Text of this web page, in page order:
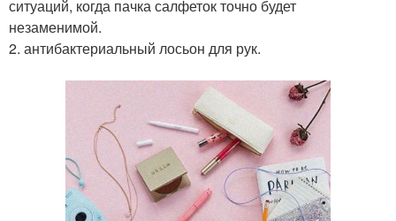
ситуаций, когда пачка салфеток точно будет
незаменимой.
2. антибактериальный лосьон для рук.